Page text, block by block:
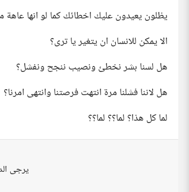
يظلون يعيدون عليك اخطائك كما لو انها
الا يمكن للانسان ان يتغير يا ترى؟
هل لسنا بشر نخطئ ونصيب ننجح ونفشل؟
هل لاننا فشلنا مرة انتهت فرصتنا وانتهى امرنا؟
لما كل هذا؟ لما؟؟ لما؟؟
يرجى